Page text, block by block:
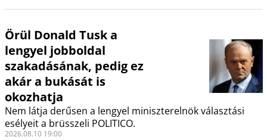
Örül Donald Tusk a
lengyel jobboldal
szakadásának, pedig ez
akár a bukását is
okozhatja
Nem látja derűsen a lengyel miniszterelnök választási
esélyeit a brüsszeli POLITICO.
2026.08.10 19:00